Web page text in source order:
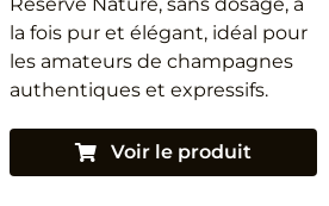
la fois pur et élégant, idéal pour
les amateurs de champagnes
authentiques et expressifs.
Voir le produit